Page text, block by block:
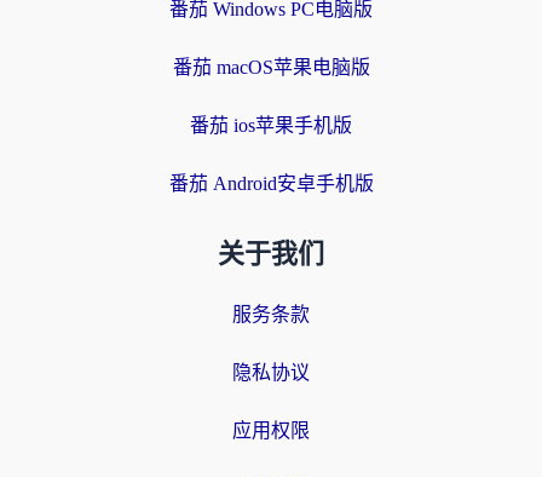
番茄 Windows PC电脑版
番茄 macOS苹果电脑版
番茄 ios苹果手机版
番茄 Android安卓手机版
关于我们
服务条款
隐私协议
应用权限